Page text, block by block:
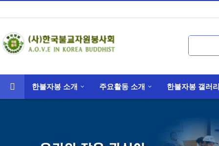
한불자봉 소개 주요활동 소개 한불자봉 갤러